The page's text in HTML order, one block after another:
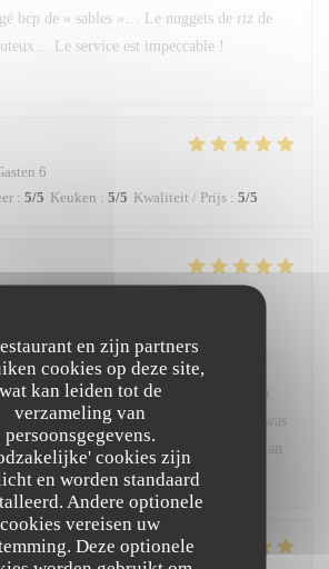
en zijn partners
cookies op deze site,
wat kan leiden tot de
verzameling van
persoonsgegevens.
cookies zijn
en worden standaard
Andere optionele
cookies vereisen uw
Deze optionele
bcp de « sables »… Le nuggets de riz de
Le service est impeccable !
6
: 5/5 Keuken : 5/5 Kwaliteit / Prijs : 5/5
combination of French cuisine with a
was very friendly and warm. The staff was
it to anyone who wants to spend an